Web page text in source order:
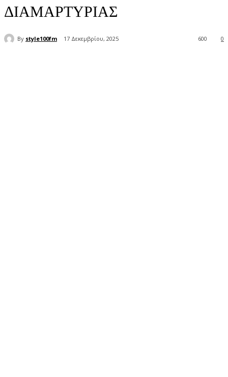
ΔΙΑΜΑΡΤΥΡΙΑΣ
By style100fm 17 Δεκεμβρίου, 2025 0
600